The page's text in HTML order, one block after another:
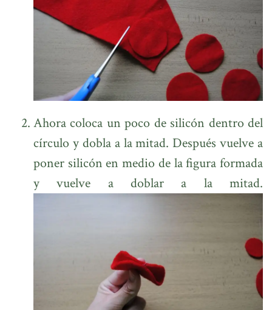
Ahora coloca un poco de silicón dentro del
círculo y dobla a la mitad. Después vuelve a
poner silicón en medio de la figura formada
y vuelve a doblar a la mitad.